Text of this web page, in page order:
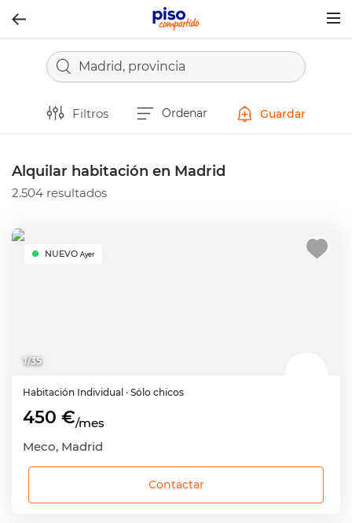
Madrid, provincia
Filtros Ordenar Guardar
Alquilar habitación en Madrid
2.504 resultados
1/35
NUEVO Ayer
Habitación Individual · Sólo chicos
450 €/mes
Meco, Madrid
Contactar